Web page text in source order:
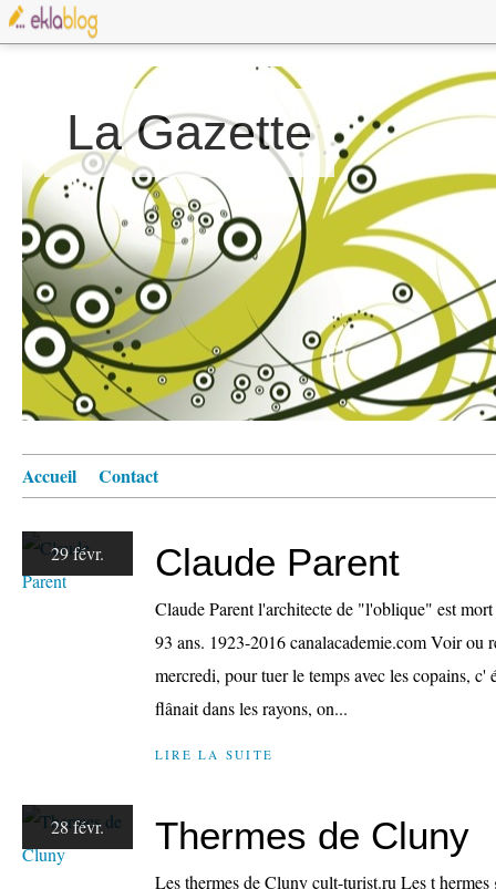
La Gazette
Accueil Contact
29 févr. Claude Parent
Claude Parent l'architecte de "l'oblique" est
93 ans. 1923-2016 canalacademie.com Voir ou
mercredi, pour tuer le temps avec les copains,
flânait dans les rayons, on...
LIRE LA SUITE
28 févr. Thermes de Cluny
Les thermes de Cluny cult-turist.ru Les t